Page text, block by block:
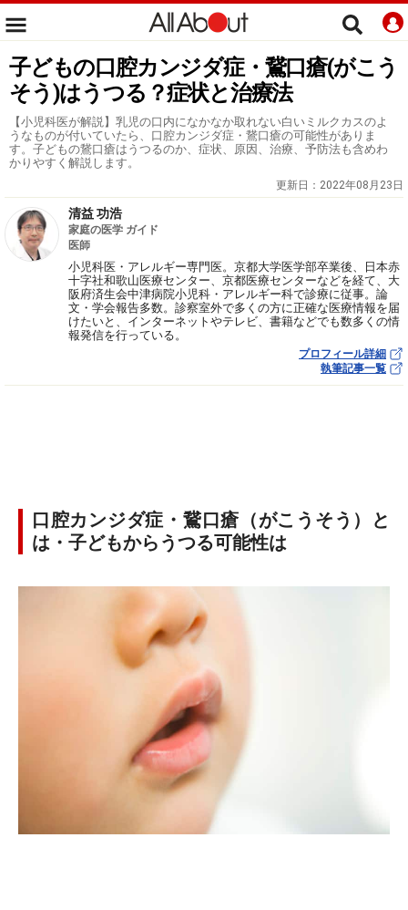
子どもの口腔カンジダ症・鵞口瘡(がこう
そう)はうつる？症状と治療法
【小児科医が解説】乳児の口内になかなか取れない白いミルクカスのよ
うなものが付いていたら、口腔カンジダ症・鵞口瘡の可能性がありま
す。子どもの鵞口瘡はうつるのか、症状、原因、治療、予防法も含めわ
かりやすく解説します。
更新日： 2022年08月23日
清益 功浩
家庭の医学 ガイド
医師
小児科医・アレルギー専門医。京都大学医学部卒業後、日本赤
十字社和歌山医療センター、京都医療センターなどを経て、大
阪府済生会中津病院小児科・アレルギー科で診療に従事。論
文・学会報告多数。診察室外で多くの方に正確な医療情報を届
けたいと、インターネットやテレビ、書籍などでも数多くの情
報発信を行っている。
プロフィール詳細
執筆記事一覧
口腔カンジダ症・鵞口瘡（がこうそう）と
は・子どもからうつる可能性は